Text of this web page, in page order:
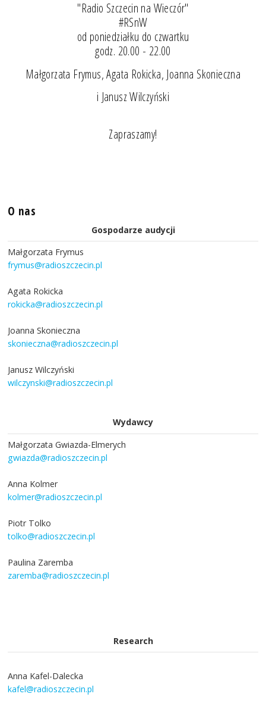
"Radio Szczecin na Wieczór"
#RSnW
od poniedziałku do czwartku
godz. 20.00 - 22.00
Małgorzata Frymus, Agata Rokicka, Joanna Skonieczna
i Janusz Wilczyński
Zapraszamy!
O nas
Gospodarze audycji
Małgorzata Frymus
frymus@radioszczecin.pl
Agata Rokicka
rokicka@radioszczecin.pl
Joanna Skonieczna
skonieczna@radioszczecin.pl
Janusz Wilczyński
wilczynski@radioszczecin.pl
Wydawcy
Małgorzata Gwiazda-Elmerych
gwiazda@radioszczecin.pl
Anna Kolmer
kolmer@radioszczecin.pl
Piotr Tolko
tolko@radioszczecin.pl
Paulina Zaremba
zaremba@radioszczecin.pl
Research
Anna Kafel-Dalecka
kafel@radioszczecin.pl